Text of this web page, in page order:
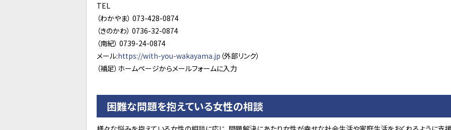
TEL
（わかやま） 073-428-0874
（きのかわ） 0736-32-0874
（南紀） 0739-24-0874
メール:https://with-you-wakayama.jp （外部リンク）
（補足）ホームページからメールフォームに入力
困難な問題を抱えている女性の相談